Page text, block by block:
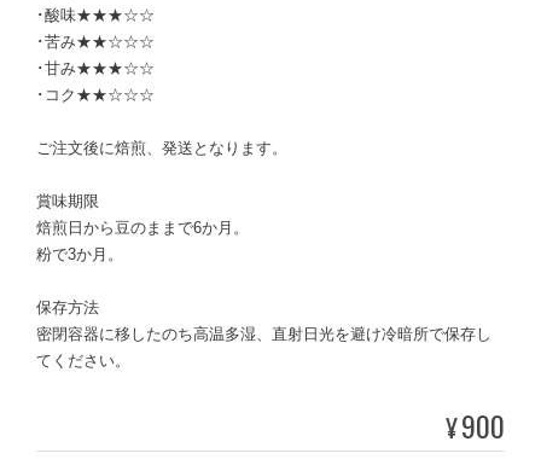
･酸味★★★☆☆
･苦み★★☆☆☆
･甘み★★★☆☆
･コク★★☆☆☆
ご注文後に焙煎、発送となります。
賞味期限
焙煎日から豆のままで6か月。
粉で3か月。
保存方法
密閉容器に移したのち高温多湿、直射日光を避け冷暗所で保存し
てください。
¥900